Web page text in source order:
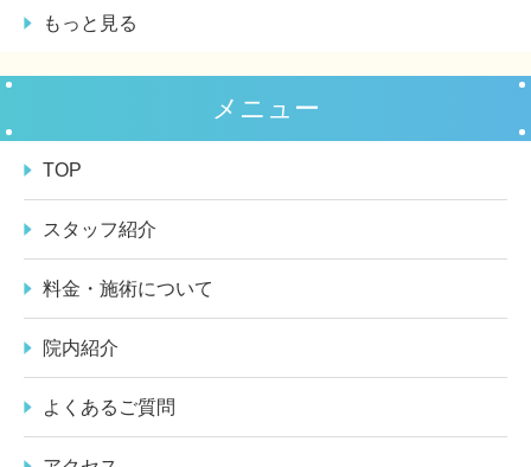
もっと見る
メニュー
TOP
スタッフ紹介
料金・施術について
院内紹介
よくあるご質問